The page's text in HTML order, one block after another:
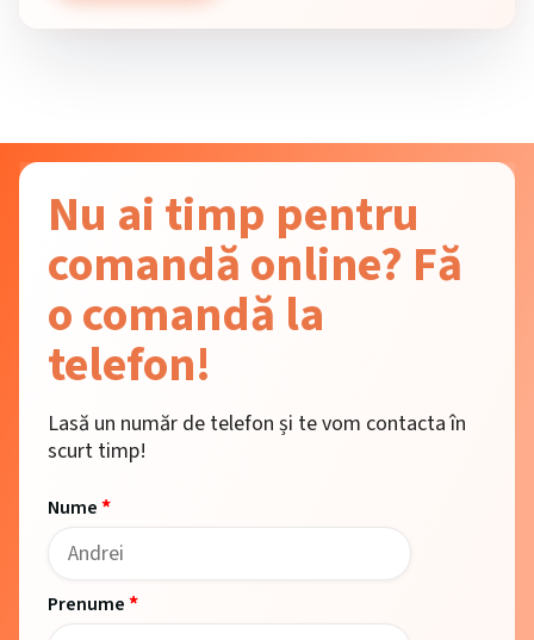
Nu ai timp pentru
comandă online? Fă
o comandă la
telefon!
Lasă un număr de telefon și te vom contacta în
scurt timp!
Nume*
Prenume*